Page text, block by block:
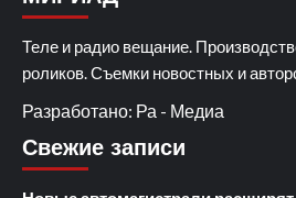
Теле и радио вещание.
роликов. Съемки новостных и
Разработано: Ра - Медиа
Свежие записи